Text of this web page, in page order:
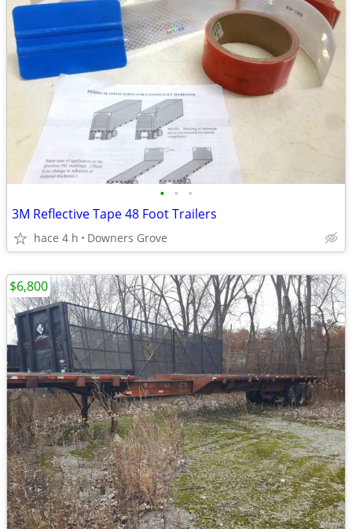
• • •
3M Reflective Tape 48 Foot Trailers
hace 4 h Downers Grove
$6,800